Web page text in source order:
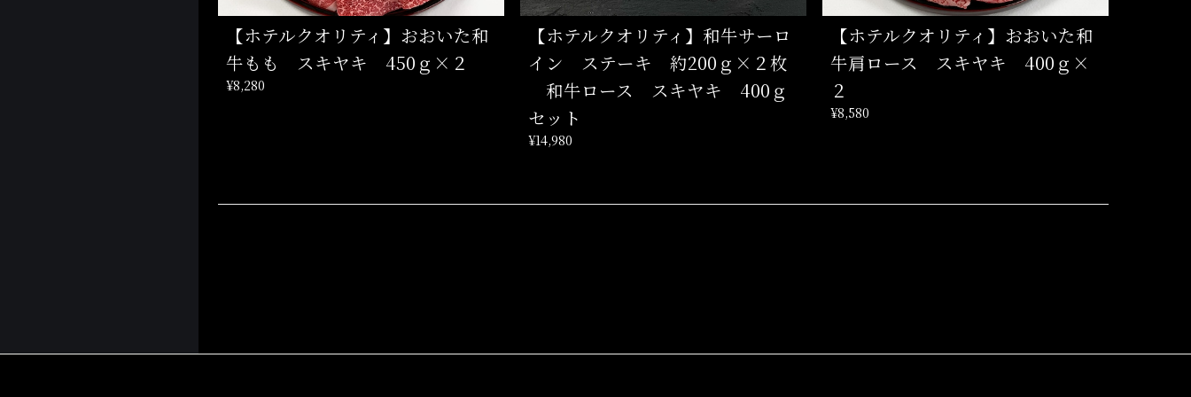
【ホテルクオリティ】おおいた和
牛もも スキヤキ 450ｇ×２
¥8,280
【ホテルクオリティ】和牛サーロ
イン ステーキ 約200ｇ×２枚
和牛ロース スキヤキ 400ｇ
セット
¥14,980
【ホテルクオリティ】おおいた和
牛肩ロース スキヤキ 400ｇ×
２
¥8,580